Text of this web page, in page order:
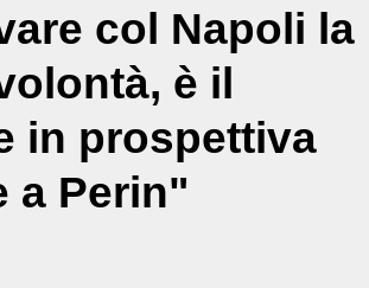
col Napoli la
è il
in prospettiva
a Perin"